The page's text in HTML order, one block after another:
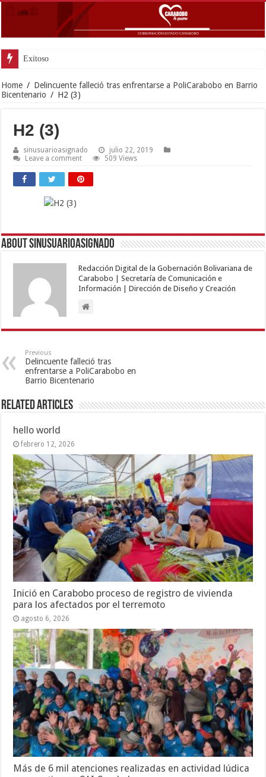
Exitoso despliegue de salud con insta
Home / Delincuente falleció tras enfrentarse a PoliCarabobo en Barrio
Bicentenario / H2 (3)
H2 (3)
sinusuarioasignado
julio 22, 2019
Leave a comment
509 Views
About sinusuarioasignado
Redacción Digital de la Gobernación Bolivariana de
Carabobo | Secretaría de Comunicación e
Información | Dirección de Diseño y Creación
Previous
Delincuente falleció tras
enfrentarse a PoliCarabobo en
Barrio Bicentenario
Related Articles
hello world
febrero 12, 2026
Inició en Carabobo proceso de registro de vivienda
para los afectados por el terremoto
agosto 6, 2026
Más de 6 mil atenciones realizadas en actividad lúdica